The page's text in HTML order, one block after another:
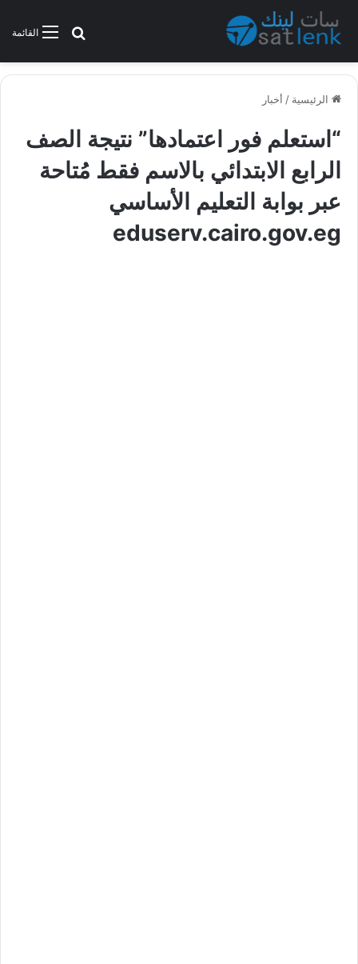
القائمةبحث عن
الرئيسية / أخبار
“استعلم فور اعتمادها” نتيجة الصف
الرابع الابتدائي بالاسم فقط مُتاحة
عبر بوابة التعليم الأساسي
eduserv.cairo.gov.eg